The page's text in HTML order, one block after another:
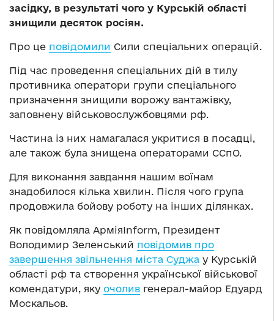
засідку, в результаті чого у Курській області
знищили десяток росіян.
Про це повідомили Сили спеціальних операцій.
Під час проведення спеціальних дій в тилу
противника оператори групи спеціального
призначення знищили ворожу вантажівку,
заповнену військовослужбовцями рф.
Частина із них намагалася укритися в посадці,
але також була знищена операторами ССпО.
Для виконання завдання нашим воїнам
знадобилося кілька хвилин. Після чого група
продовжила бойову роботу на інших ділянках.
Як повідомляла АрміяInform, Президент
Володимир Зеленський повідомив про
завершення звільнення міста Суджа у Курській
області рф та створення української військової
комендатури, яку очолив генерал-майор Едуард
Москальов.